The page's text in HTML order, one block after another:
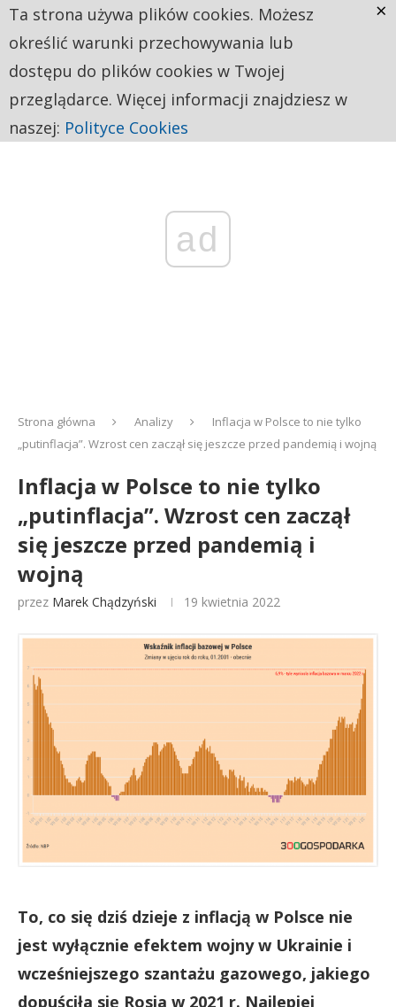
ad
Strona główna Analizy
Inflacja w Polsce to nie tylko
„putinflacja”. Wzrost cen zaczął się jeszcze przed pandemią i wojną
Inflacja w Polsce to nie tylko
„putinflacja”. Wzrost cen zaczął
się jeszcze przed pandemią i
wojną
przez Marek Chądzyński 19 kwietnia 2022
To, co się dziś dzieje z inflacją w Polsce nie
jest wyłącznie efektem wojny w Ukrainie i
wcześniejszego szantażu gazowego, jakiego
dopuściła się Rosja w 2021 r. Najlepiej
Ta strona używa plików cookies. Możesz
określić warunki przechowywania lub
dostępu do plików cookies w Twojej
przeglądarce. Więcej informacji znajdziesz w
naszej: Polityce Cookies
×